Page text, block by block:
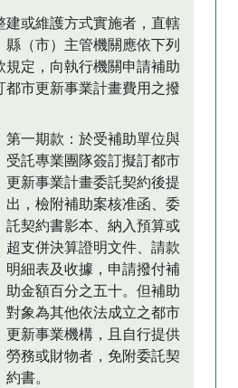
建或維護方式實施者，直轄
縣（市）主管機關應依下列
規定，向執行機關申請補助
都市更新事業計畫費用之撥
第一期款：於受補助單位與
受託專業團隊簽訂擬訂都市
更新事業計畫委託契約後提
出，檢附補助案核准函、委
託契約書影本、納入預算或
超支併決算證明文件、請款
明細表及收據，申請撥付補
助金額百分之五十。但補助
對象為其他依法成立之都市
更新事業機構，且自行提供
勞務或財物者，免附委託契
約書。